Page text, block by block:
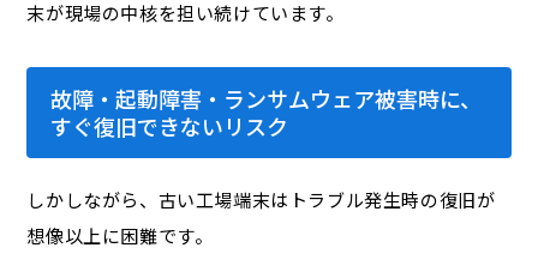
末が現場の中核を担い続けています。
故障・起動障害・ランサムウェア被害時に、
すぐ復旧できないリスク
しかしながら、古い工場端末はトラブル発生時の復旧が
想像以上に困難です。